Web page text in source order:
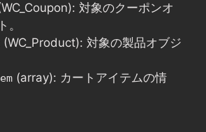
対象のクーポンオ
。
(WC_Product): 対象の製品オブジ
(array): カートアイテムの情